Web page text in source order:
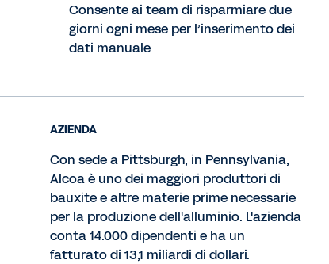
Consente ai team di risparmiare due
giorni ogni mese per l’inserimento dei
dati manuale
AZIENDA
Con sede a Pittsburgh, in Pennsylvania,
Alcoa è uno dei maggiori produttori di
bauxite e altre materie prime necessarie
per la produzione dell'alluminio. L'azienda
conta 14.000 dipendenti e ha un
fatturato di 13,1 miliardi di dollari.